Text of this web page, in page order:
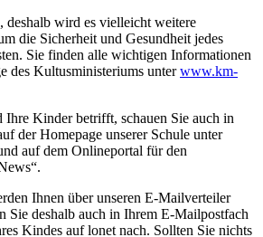
deshalb wird es vielleicht weitere
die Sicherheit und Gesundheit jedes
Sie finden alle wichtigen Informationen
des Kultusministeriums unterwww.km-
Ihre Kinder betrifft, schauen Sie auch in
der Homepage unserer Schule unter
auf dem Onlineportal für den
Ihnen über unseren E-Mailverteiler
Sie deshalb auch in Ihrem E-Mailpostfach
Kindes auflonet nach. Sollten Sie nichts